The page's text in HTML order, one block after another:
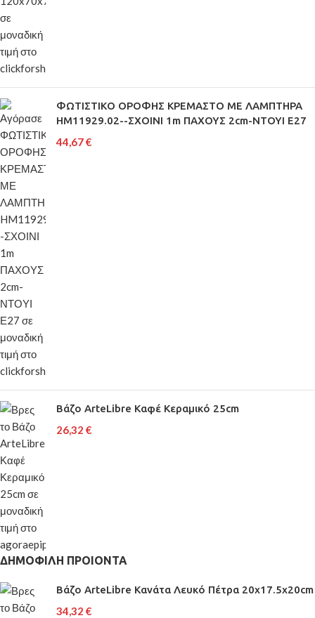
ΦΩΤΙΣΤΙΚΟ ΟΡΟΦΗΣ ΚΡΕΜΑΣΤΟ ΜΕ ΛΑΜΠΤΗΡΑ
HM11929.02--ΣΧΟΙΝΙ 1m ΠΑΧΟΥΣ 2cm-ΝΤΟΥΙ Ε27
44,67€
Βάζο ArteLibre Καφέ Κεραμικό 25cm
26,32 €
ΔΗΜΟΦΙΛΗ ΠΡΟΙΟΝΤΑ
Βάζο ArteLibre Κανάτα Λευκό Πέτρα 20x17.5x20cm
34,32 €